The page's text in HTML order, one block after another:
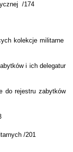
/174
kolekcje militarne
i ich delegatur
do rejestru zabytków
/201